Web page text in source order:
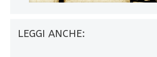
LEGGI ANCHE: